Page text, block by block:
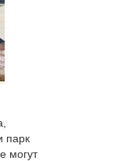
парк
могут